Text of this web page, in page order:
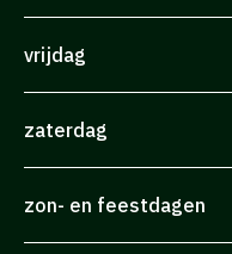
vrijdag
zaterdag
zon- en feestdagen